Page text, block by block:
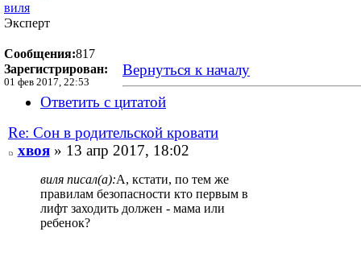
виля
Эксперт
Сообщения:817
Зарегистрирован:
01 фев 2017, 22:53
Вернуться к началу
Ответить с цитатой
Re: Сон в родительской кровати
хвоя» 13 апр 2017, 18:02
виля писал(а):А, кстати, по тем же
правилам безопасности кто первым в
лифт заходить должен - мама или
ребенок?